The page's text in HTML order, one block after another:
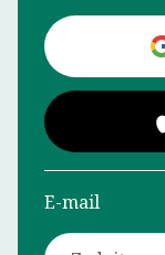
E-mail